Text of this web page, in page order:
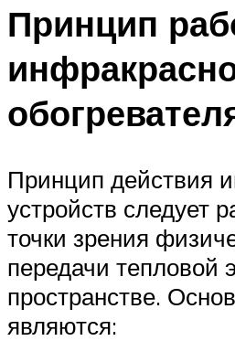
Принцип
Принцип действия
устройств следует
точки зрения
передачи тепловой
пространстве.
являются: